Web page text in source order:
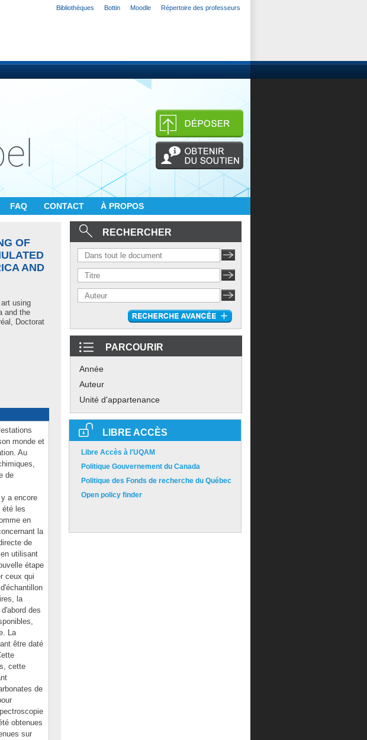
Bibliothèques Bottin Moodle Répertoire des professeurs
FAQ CONTACT À PROPOS
OF
AND
using
and the
Doctorat
monde et
Au
de
a encore
été les
en
la
de
utilisant
étape
ceux qui
la
des
La
être daté
cette
de
obtenues
sur
RECHERCHER
PARCOURIR
Année
Auteur
Unité d'appartenance
LIBRE ACCÈS
Libre Accès à l'UQAM
Politique Gouvernement du Canada
Politique des Fonds de recherche du Québec
Open policy finder